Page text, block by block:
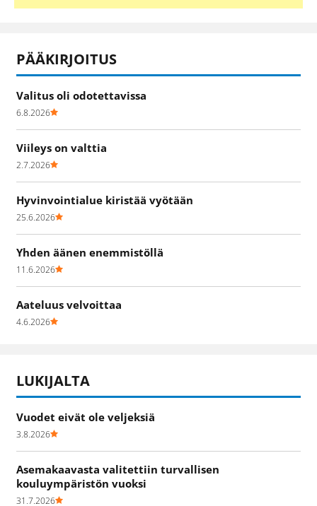
PÄÄKIRJOITUS
Valitus oli odotettavissa
6.8.2026
Viileys on valttia
2.7.2026
Hyvinvointialue kiristää vyötään
25.6.2026
Yhden äänen enemmistöllä
11.6.2026
Aateluus velvoittaa
4.6.2026
LUKIJALTA
Vuodet eivät ole veljeksiä
3.8.2026
Asemakaavasta valitettiin turvallisen
kouluympäristön vuoksi
31.7.2026